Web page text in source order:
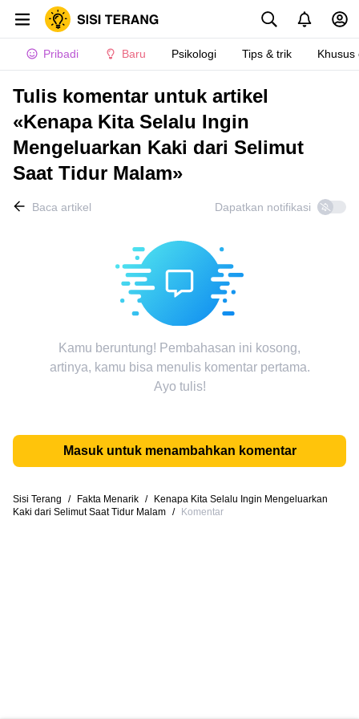
Pribadi Baru Psikologi Tips & trik Khusus
Tulis komentar untuk artikel
«Kenapa Kita Selalu Ingin
Mengeluarkan Kaki dari Selimut
Saat Tidur Malam»
Baca artikel Dapatkan notifikasi
Kamu beruntung! Pembahasan ini kosong,
artinya, kamu bisa menulis komentar pertama.
Ayo tulis!
Masuk untuk menambahkan komentar
Sisi Terang / Fakta Menarik /
Kenapa Kita Selalu Ingin Mengeluarkan
Kaki dari Selimut Saat Tidur Malam / Komentar